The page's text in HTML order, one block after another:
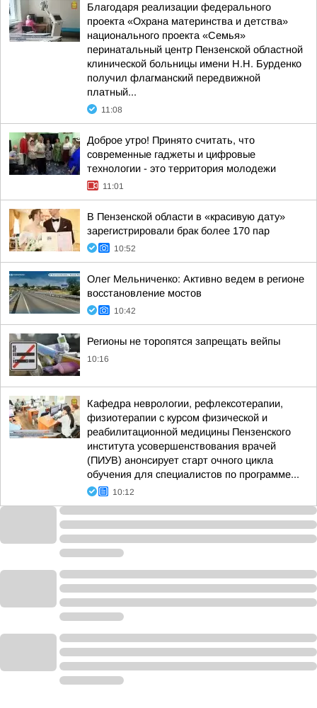
Благодаря реализации федерального
проекта «Охрана материнства и детства»
национального проекта «Семья»
перинатальный центр Пензенской областной
клинической больницы имени Н.Н. Бурденко
получил флагманский передвижной
платный...
11:08
Доброе утро! Принято считать, что
современные гаджеты и цифровые
технологии - это территория молодежи
11:01
В Пензенской области в «красивую дату»
зарегистрировали брак более 170 пар
10:52
Олег Мельниченко: Активно ведем в регионе
восстановление мостов
10:42
Регионы не торопятся запрещать вейпы
10:16
Кафедра неврологии, рефлексотерапии,
физиотерапии с курсом физической и
реабилитационной медицины Пензенского
института усовершенствования врачей
(ПИУВ) анонсирует старт очного цикла
обучения для специалистов по программе...
10:12